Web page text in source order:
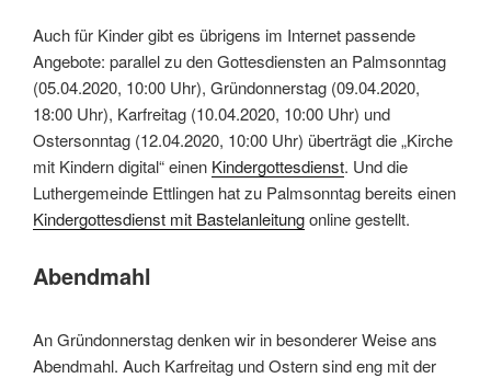
Auch für Kinder gibt es übrigens im Internet passende
Angebote: parallel zu den Gottesdiensten an Palmsonntag
(05.04.2020, 10:00 Uhr), Gründonnerstag (09.04.2020,
18:00 Uhr), Karfreitag (10.04.2020, 10:00 Uhr) und
Ostersonntag (12.04.2020, 10:00 Uhr) überträgt die „Kirche
mit Kindern digital“ einen Kindergottesdienst. Und die
Luthergemeinde Ettlingen hat zu Palmsonntag bereits einen
Kindergottesdienst mit Bastelanleitungonline gestellt.
Abendmahl
An Gründonnerstag denken wir in besonderer Weise ans
Abendmahl. Auch Karfreitag und Ostern sind eng mit der